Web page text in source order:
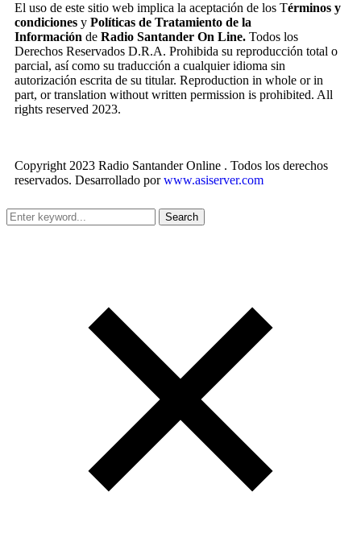
El uso de este sitio web implica la aceptación de los Términos y
condiciones y Políticas de Tratamiento de la
Información de Radio Santander On Line. Todos los
Derechos Reservados D.R.A. Prohibida su reproducción total o
parcial, así como su traducción a cualquier idioma sin
autorización escrita de su titular. Reproduction in whole or in
part, or translation without written permission is prohibited. All
rights reserved 2023.
Copyright 2023 Radio Santander Online . Todos los derechos
reservados. Desarrollado porwww.asiserver.com
Search